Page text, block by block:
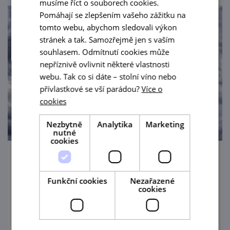
Výstava "Tvář nové generace"
9. 6. — 7. 11. '26
Vidět město Znojmo očima mladých
výtvarníků můžete během nové výstavy,
musíme říct o souborech cookies.
Pomáhají se zlepšením vašeho zážitku na
tomto webu, abychom sledovali výkon
stránek a tak. Samozřejmě jen s vaším
souhlasem. Odmítnutí cookies může
nepříznivě ovlivnit některé vlastnosti
webu. Tak co si dáte – stolní víno nebo
přívlastkové se vší parádou?Více o
cookies
Nezbytně
nutné
cookies
Analytika Marketing
Funkční cookies
Nezařazené
cookies